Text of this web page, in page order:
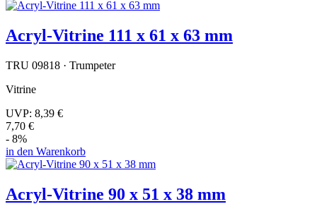
Acryl-Vitrine 111 x 61 x 63 mm
TRU 09818 · Trumpeter
Vitrine
UVP: 8,39 €
7,70 €
- 8%
in den Warenkorb
Acryl-Vitrine 90 x 51 x 38 mm